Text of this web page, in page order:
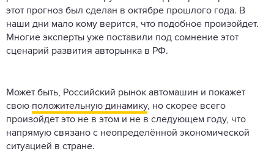
этот прогноз был сделан в октябре прошлого года. В
наши дни мало кому верится, что подобное произойдет.
Многие эксперты уже поставили под сомнение этот
сценарий развития авторынка в РФ.
Может быть, Российский рынок автомашин и покажет
свою положительную динамику, но скорее всего
произойдет это не в этом и не в следующем году, что
напрямую связано с неопределённой экономической
ситуацией в стране.